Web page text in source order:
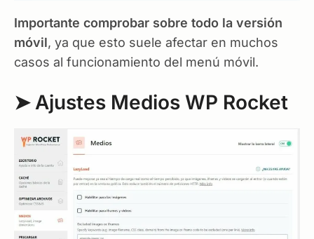
Importante comprobar sobre todo la versión
móvil, ya que esto suele afectar en muchos
casos al funcionamiento del menú móvil.
➤ Ajustes Medios WP Rocket